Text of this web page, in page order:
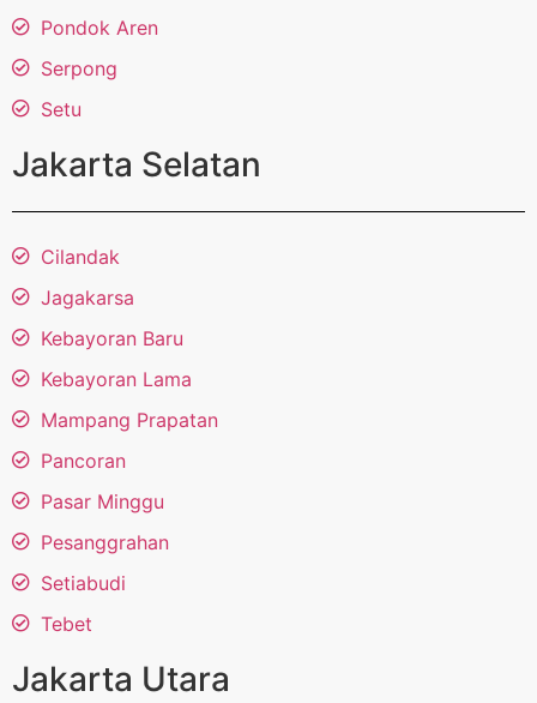
Pondok Aren
Serpong
Setu
Jakarta Selatan
Cilandak
Jagakarsa
Kebayoran Baru
Kebayoran Lama
Mampang Prapatan
Pancoran
Pasar Minggu
Pesanggrahan
Setiabudi
Tebet
Jakarta Utara